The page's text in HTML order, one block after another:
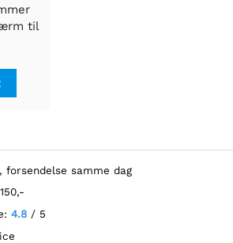
til
5MP
forsendelse samme dag
4.8 / 5